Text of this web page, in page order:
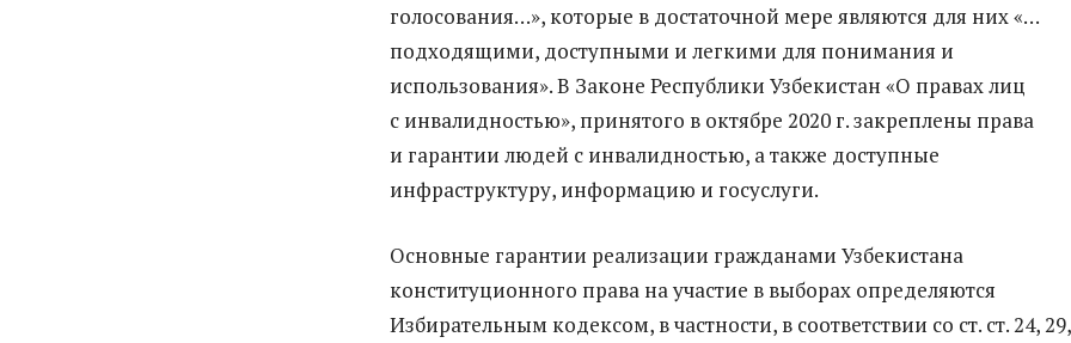
голосования…», которые в достаточной мере являются для них «…
подходящими, доступными и легкими для понимания и
использования». В Законе Республики Узбекистан «О правах лиц
с инвалидностью», принятого в октябре 2020 г. закреплены права
и гарантии людей с инвалидностью, а также доступные
инфраструктуру, информацию и госуслуги.
Основные гарантии реализации гражданами Узбекистана
конституционного права на участие в выборах определяются
Избирательным кодексом, в частности, в соответствии со ст. ст. 24,